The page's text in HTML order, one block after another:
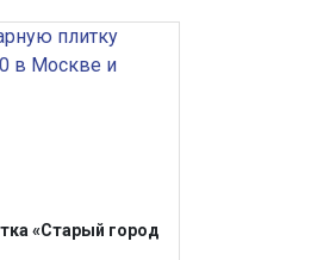
«Старый город